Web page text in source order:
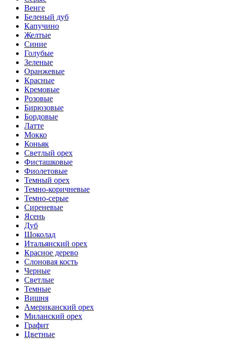
Венге
Беленый дуб
Капучино
Желтые
Синие
Голубые
Зеленые
Оранжевые
Красные
Кремовые
Розовые
Бирюзовые
Бордовые
Латте
Мокко
Коньяк
Светлый орех
Фисташковые
Фиолетовые
Темный орех
Темно-коричневые
Темно-серые
Сиреневые
Ясень
Дуб
Шоколад
Итальянский орех
Красное дерево
Слоновая кость
Черные
Светлые
Темные
Вишня
Американский орех
Миланский орех
Графит
Цветные